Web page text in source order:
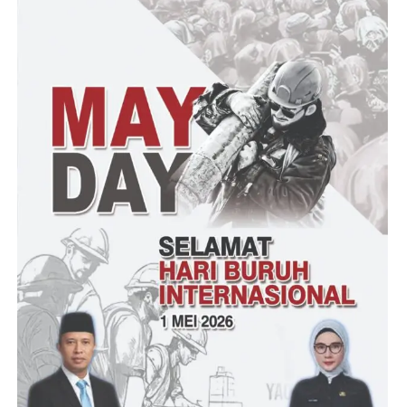
Lebih lanjut dijelaskannya, Wajar jika berstatmen karena orang
yang berstatement juga ternyata ngawur dan asal
“Adapun terkait berhadapan dengan sesama profesi adalah hal
yang wajar akan tetapi hal tersebut sebatas di meja hijau jika
masalah tersebut dibawa ke publik emang dia siapa? jika dia
advokad bukan seperti itu cara melangkahnya, tetapi perbuatan
yang sudah bersifat menyerang tersebut merupakan salah satu